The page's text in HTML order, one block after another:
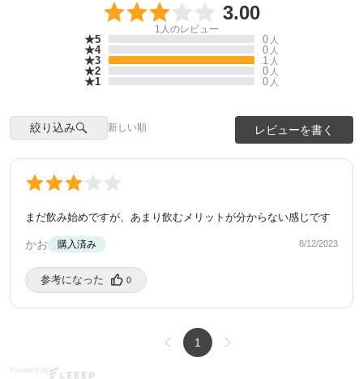
3.00
1 人のレビュー
★5 0 人
★4 0 人
★3 1 人
★2 0 人
★1 0 人
絞り込み 新しい順 レビューを書く
まだ飲み始めですが、あまり飲むメリットが分からない感じです
かお 購入済み 8/12/2023
参考になった️ 0
1
Powered by